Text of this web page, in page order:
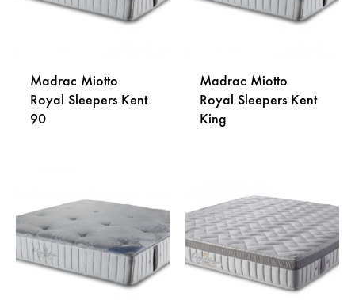
Madrac Miotto
Royal Sleepers Kent
90
LISTU
ŽELJA
Madrac Miotto
Royal Sleepers Kent
King
LISTU
ŽELJA